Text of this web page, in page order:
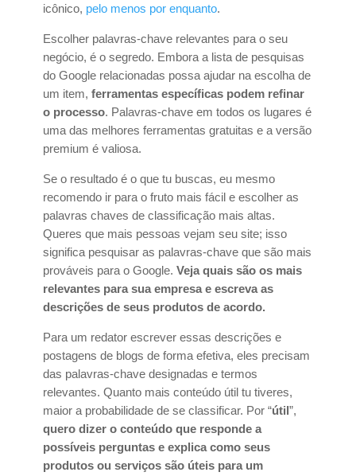
icônico, pelo menos por enquanto.
Escolher palavras-chave relevantes para o seu
negócio, é o segredo. Embora a lista de pesquisas
do Google relacionadas possa ajudar na escolha de
um item, ferramentas específicas podem refinar
o processo. Palavras-chave em todos os lugares é
uma das melhores ferramentas gratuitas e a versão
premium é valiosa.
Se o resultado é o que tu buscas, eu mesmo
recomendo ir para o fruto mais fácil e escolher as
palavras chaves de classificação mais altas.
Queres que mais pessoas vejam seu site; isso
significa pesquisar as palavras-chave que são mais
prováveis ​​para o Google. Veja quais são os mais
relevantes para sua empresa e escreva as
descrições de seus produtos de acordo.
Para um redator escrever essas descrições e
postagens de blogs de forma efetiva, eles precisam
das palavras-chave designadas e termos
relevantes. Quanto mais conteúdo útil tu tiveres,
maior a probabilidade de se classificar. Por “útil”,
quero dizer o conteúdo que responde a
possíveis perguntas e explica como seus
produtos ou serviços são úteis para um